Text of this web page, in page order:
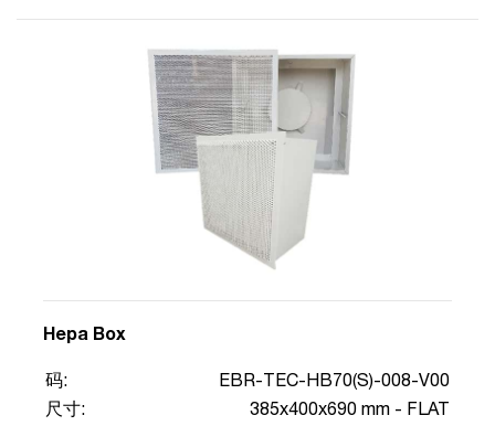
Hepa Box
码:
EBR-TEC-HB70(S)-008-V00
尺寸:
385x400x690 mm - FLAT